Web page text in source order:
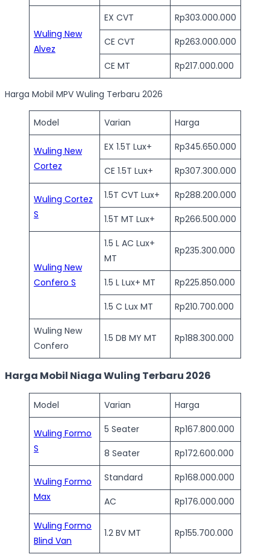
Wuling New
Alvez
EX CVT
Rp303.000.000
CE CVT
Rp263.000.000
CE MT
Rp217.000.000
Harga Mobil MPV Wuling Terbaru 2026
Model Varian Harga
Wuling New
Cortez
EX 1.5T Lux+
Rp345.650.000
CE 1.5T Lux+
Rp307.300.000
Wuling Cortez
S
1.5T CVT Lux+
Rp288.200.000
1.5T MT Lux+
Rp266.500.000
Wuling New
Confero S
1.5 L AC Lux+
MT
Rp235.300.000
1.5 L Lux+ MT
Rp225.850.000
1.5 C Lux MT
Rp210.700.000
Wuling New
Confero
1.5 DB MY MT Rp188.300.000
Harga Mobil Niaga Wuling Terbaru 2026
Model Varian Harga
Wuling Formo
S
5 Seater
Rp167.800.000
8 Seater
Rp172.600.000
Wuling Formo
Max
Standard
Rp168.000.000
AC
Rp176.000.000
Wuling Formo
Blind Van
1.2 BV MT Rp155.700.000